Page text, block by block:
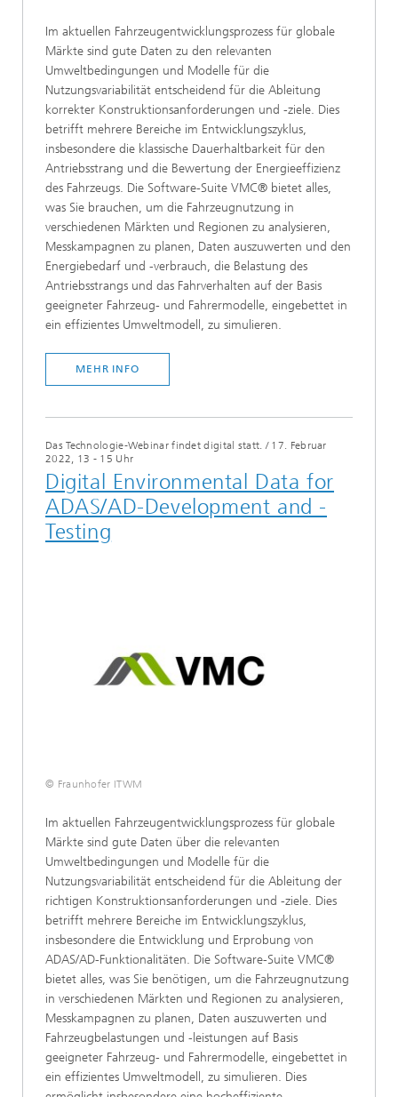
Im aktuellen Fahrzeugentwicklungsprozess für globale
Märkte sind gute Daten zu den relevanten
Umweltbedingungen und Modelle für die
Nutzungsvariabilität entscheidend für die Ableitung
korrekter Konstruktionsanforderungen und -ziele. Dies
betrifft mehrere Bereiche im Entwicklungszyklus,
insbesondere die klassische Dauerhaltbarkeit für den
Antriebsstrang und die Bewertung der Energieeffizienz
des Fahrzeugs. Die Software-Suite VMC® bietet alles,
was Sie brauchen, um die Fahrzeugnutzung in
verschiedenen Märkten und Regionen zu analysieren,
Messkampagnen zu planen, Daten auszuwerten und den
Energiebedarf und -verbrauch, die Belastung des
Antriebsstrangs und das Fahrverhalten auf der Basis
geeigneter Fahrzeug- und Fahrermodelle, eingebettet in
ein effizientes Umweltmodell, zu simulieren.
MEHR INFO
Das Technologie-Webinar findet digital statt. / 17. Februar
2022, 13 - 15 Uhr
Digital Environmental Data for
ADAS/AD-Development and -
Testing
© Fraunhofer ITWM
Im aktuellen Fahrzeugentwicklungsprozess für globale
Märkte sind gute Daten über die relevanten
Umweltbedingungen und Modelle für die
Nutzungsvariabilität entscheidend für die Ableitung der
richtigen Konstruktionsanforderungen und -ziele. Dies
betrifft mehrere Bereiche im Entwicklungszyklus,
insbesondere die Entwicklung und Erprobung von
ADAS/AD-Funktionalitäten. Die Software-Suite VMC®
bietet alles, was Sie benötigen, um die Fahrzeugnutzung
in verschiedenen Märkten und Regionen zu analysieren,
Messkampagnen zu planen, Daten auszuwerten und
Fahrzeugbelastungen und -leistungen auf Basis
geeigneter Fahrzeug- und Fahrermodelle, eingebettet in
ein effizientes Umweltmodell, zu simulieren. Dies